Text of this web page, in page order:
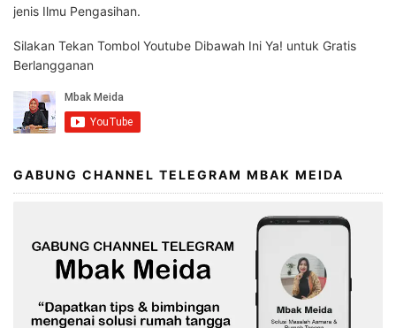
jenis Ilmu Pengasihan.
Silakan Tekan Tombol Youtube Dibawah Ini Ya! untuk Gratis
Berlangganan
GABUNG CHANNEL TELEGRAM MBAK MEIDA